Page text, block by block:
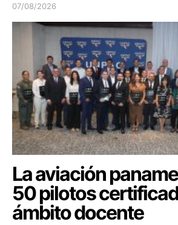
07/08/2026
La aviación
50 pilotos
ámbito docente